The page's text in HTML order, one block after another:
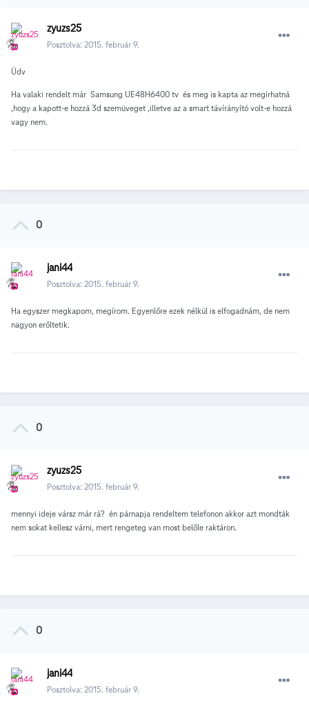
zyuzs25
Posztolva: 2015. február 9.
Üdv
Ha valaki rendelt már Samsung UE48H6400 tv és meg is kapta az megírhatná
,hogy a kapott-e hozzá 3d szemüveget ,illetve az a smart távírányító volt-e hozzá
vagy nem.
0
jani44
Posztolva: 2015. február 9.
Ha egyszer megkapom, megírom. Egyenlőre ezek nélkül is elfogadnám, de nem
nagyon erőltetik.
0
zyuzs25
Posztolva: 2015. február 9.
mennyi ideje vársz már rá? én párnapja rendeltem telefonon akkor azt mondták
nem sokat kellesz várni, mert rengeteg van most belőle raktáron.
0
jani44
Posztolva: 2015. február 9.